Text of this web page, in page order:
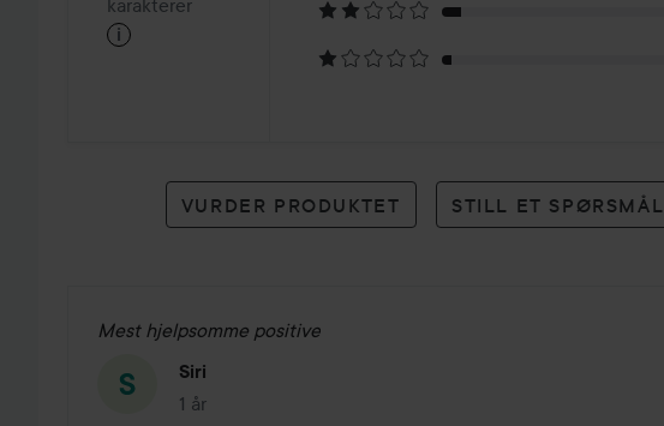
på
karakterer
i
VURDER PRODUKTET STILL ET SPØRSMÅL
Mest hjelpsomme positive
Siri
1 år
Innlegget ble opprettet 1 år